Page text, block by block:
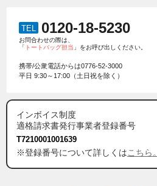
TEL 0120-18-5230
お問合わせの際は、
「
トートバッグ担当 」をお呼び出しください。
携帯/公衆電話からは0776-52-3000
平日 9:30～17:00（土日祝を除く）
インボイス制度
適格請求書発行事業者登録番号
T7210001001639
※登録番号について詳しくはこちら。